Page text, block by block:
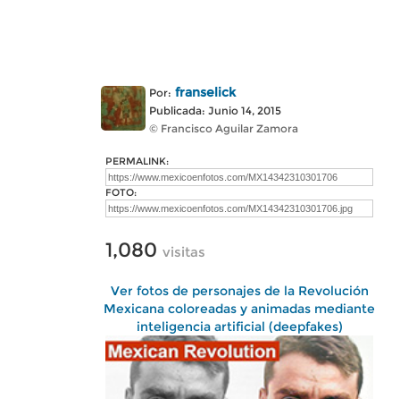
Por: franselick
Publicada: Junio 14, 2015
© Francisco Aguilar Zamora
PERMALINK:
FOTO:
1,080 visitas
Ver fotos de personajes de la Revolución
Mexicana coloreadas y animadas mediante
inteligencia artificial (deepfakes)